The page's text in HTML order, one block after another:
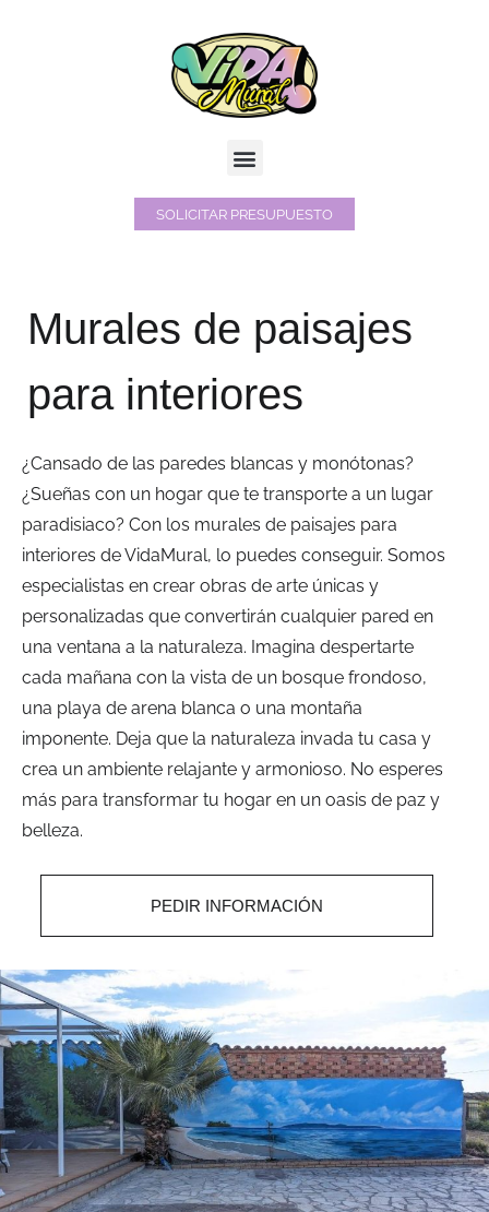
Menú
SOLICITAR PRESUPUESTO
Murales de paisajes
para interiores
¿Cansado de las paredes blancas y monótonas?
¿Sueñas con un hogar que te transporte a un lugar
paradisiaco? Con los murales de paisajes para
interiores de VidaMural, lo puedes conseguir. Somos
especialistas en crear obras de arte únicas y
personalizadas que convertirán cualquier pared en
una ventana a la naturaleza. Imagina despertarte
cada mañana con la vista de un bosque frondoso,
una playa de arena blanca o una montaña
imponente. Deja que la naturaleza invada tu casa y
crea un ambiente relajante y armonioso. No esperes
más para transformar tu hogar en un oasis de paz y
belleza.
PEDIR INFORMACIÓN